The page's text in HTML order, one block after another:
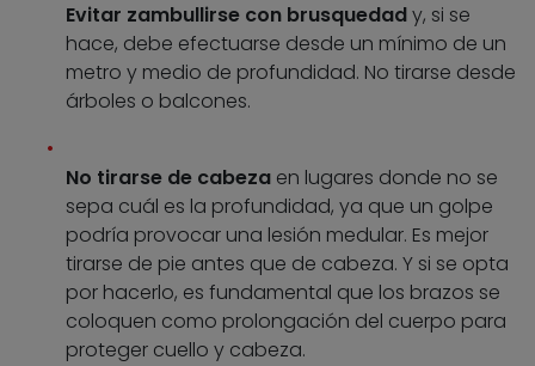
Evitar zambullirse con brusquedady, si se
hace, debe efectuarse desde un mínimo de un
metro y medio de profundidad. No tirarse desde
árboles o balcones.
No tirarse de cabeza en lugares donde no se
sepa cuál es la profundidad, ya que un golpe
podría provocar una lesión medular. Es mejor
tirarse de pie antes que de cabeza. Y si se opta
por hacerlo, es fundamental que los brazos se
coloquen como prolongación del cuerpo para
proteger cuello y cabeza.